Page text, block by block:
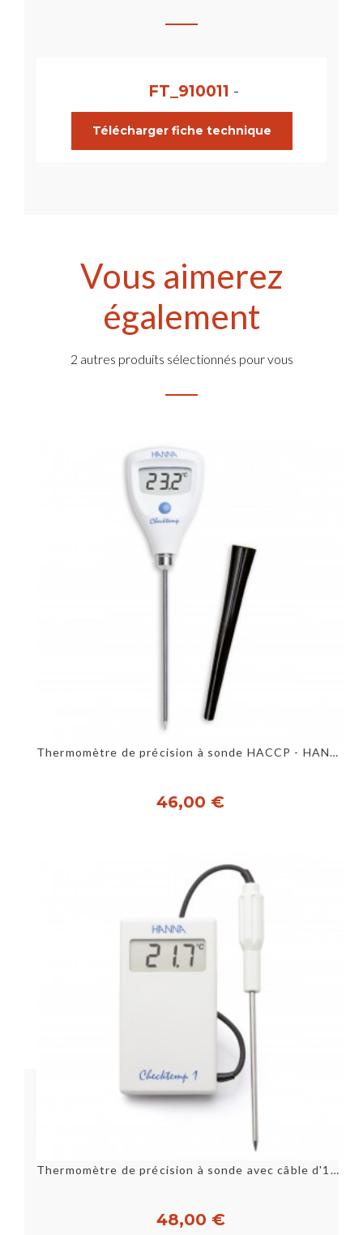
FT_910011 -
Télécharger fiche technique
Vous aimerez
également
2 autres produits sélectionnés pour vous
Thermomètre de précision à sonde HACCP - HANNA
46,00 €
Thermomètre de précision à sonde avec câble d'1m - HANNAe.
48,00 €